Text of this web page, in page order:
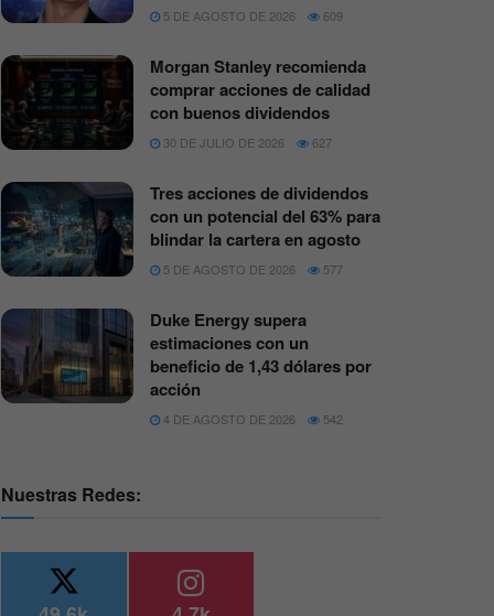
5 DE AGOSTO DE 2026 609
Morgan Stanley recomienda
comprar acciones de calidad
con buenos dividendos
30 DE JULIO DE 2026 627
Tres acciones de dividendos
con un potencial del 63% para
blindar la cartera en agosto
5 DE AGOSTO DE 2026 577
Duke Energy supera
estimaciones con un
beneficio de 1,43 dólares por
acción
4 DE AGOSTO DE 2026 542
Nuestras Redes: